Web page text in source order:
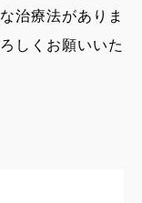
治療法がありま
しくお願いいた